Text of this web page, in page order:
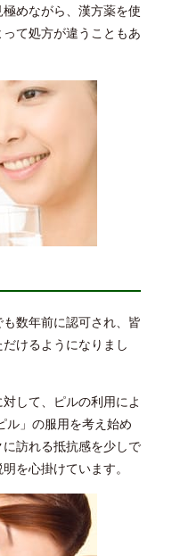
めながら、漢方薬を使
て処方が違うこともあ
数年前に認可され、皆
けるようになりまし
して、ピルの利用によ
ル」の服用を考え始め
訪れる抵抗感を少しで
を心掛けています。